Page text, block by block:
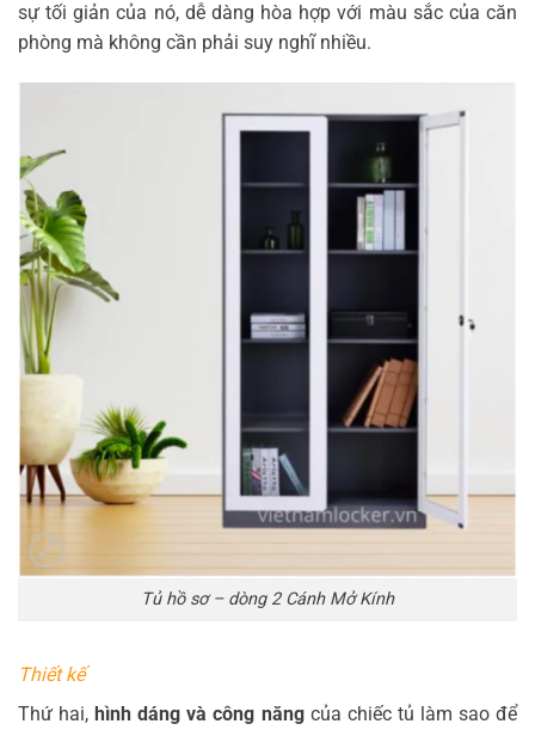
sự tối giản của nó, dễ dàng hòa hợp với màu sắc của căn
phòng mà không cần phải suy nghĩ nhiều.
Tủ hồ sơ – dòng 2 Cánh Mở Kính
Thiết kế
Thứ hai,hình dáng và công năngcủa chiếc tủ làm sao để